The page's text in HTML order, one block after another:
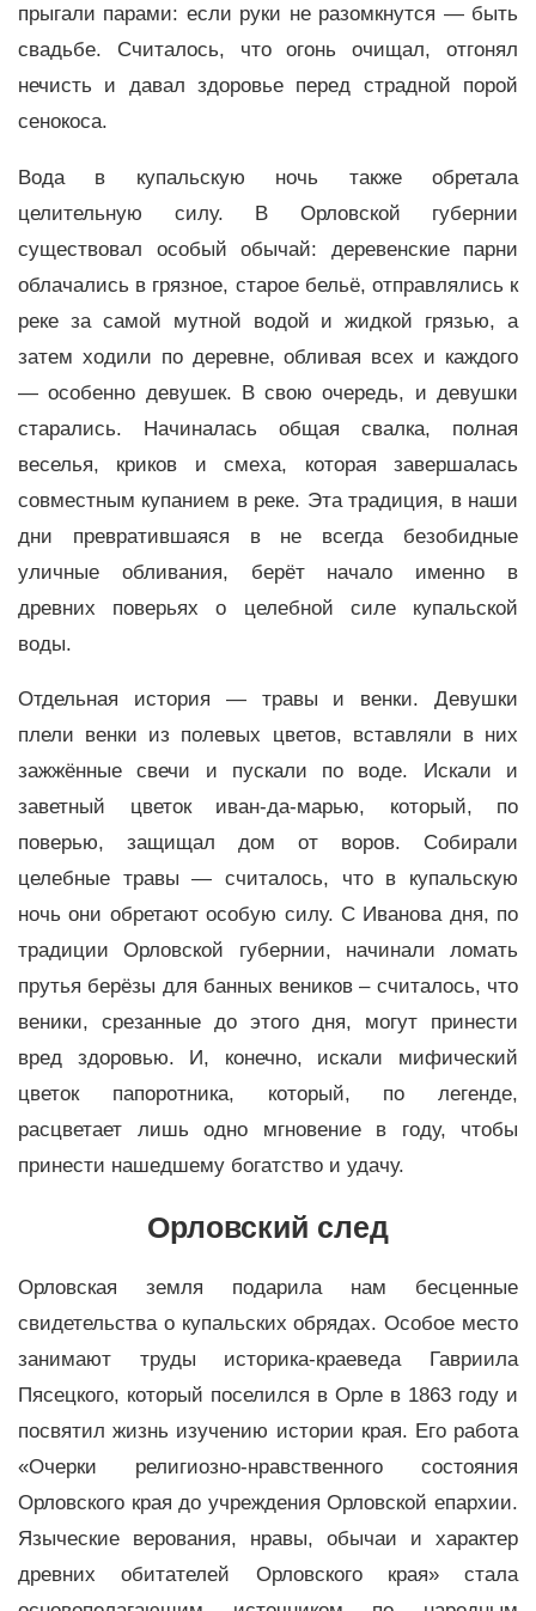
прыгали парами: если руки не разомкнутся — быть
свадьбе. Считалось, что огонь очищал, отгонял
нечисть и давал здоровье перед страдной порой
сенокоса.
Вода в купальскую ночь также обретала
целительную силу. В Орловской губернии
существовал особый обычай: деревенские парни
облачались в грязное, старое бельё, отправлялись к
реке за самой мутной водой и жидкой грязью, а
затем ходили по деревне, обливая всех и каждого
— особенно девушек. В свою очередь, и девушки
старались. Начиналась общая свалка, полная
веселья, криков и смеха, которая завершалась
совместным купанием в реке. Эта традиция, в наши
дни превратившаяся в не всегда безобидные
уличные обливания, берёт начало именно в
древних поверьях о целебной силе купальской
воды.
Отдельная история — травы и венки. Девушки
плели венки из полевых цветов, вставляли в них
зажжённые свечи и пускали по воде. Искали и
заветный цветок иван-да-марью, который, по
поверью, защищал дом от воров. Собирали
целебные травы — считалось, что в купальскую
ночь они обретают особую силу. С Иванова дня, по
традиции Орловской губернии, начинали ломать
прутья берёзы для банных веников – считалось, что
веники, срезанные до этого дня, могут принести
вред здоровью. И, конечно, искали мифический
цветок папоротника, который, по легенде,
расцветает лишь одно мгновение в году, чтобы
принести нашедшему богатство и удачу.
Орловский след
Орловская земля подарила нам бесценные
свидетельства о купальских обрядах. Особое место
занимают труды историка-краеведа Гавриила
Пясецкого, который поселился в Орле в 1863 году и
посвятил жизнь изучению истории края. Его работа
«Очерки религиозно-нравственного состояния
Орловского края до учреждения Орловской епархии.
Языческие верования, нравы, обычаи и характер
древних обитателей Орловского края» стала